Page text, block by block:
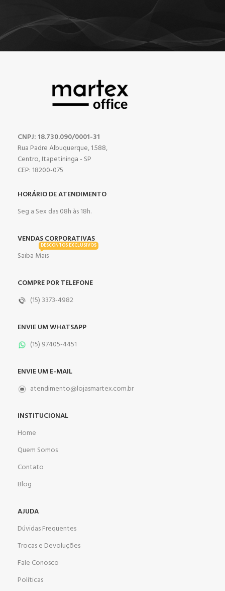
CNPJ: 18.730.090/0001-31
Rua Padre Albuquerque, 1.588,
Centro, Itapetininga - SP
CEP: 18200-075
HORÁRIO DE ATENDIMENTO
Seg a Sex das 08h às 18h.
VENDAS CORPORATIVAS
Saiba Mais
DESCONTOS EXCLUSIVOS
COMPRE POR TELEFONE
(15) 3373-4982
ENVIE UM WHATSAPP
(15) 97405-4451
ENVIE UM E-MAIL
atendimento@lojasmartex.com.br
INSTITUCIONAL
Home
Quem Somos
Contato
Blog
AJUDA
Dúvidas Frequentes
Trocas e Devoluções
Fale Conosco
Políticas